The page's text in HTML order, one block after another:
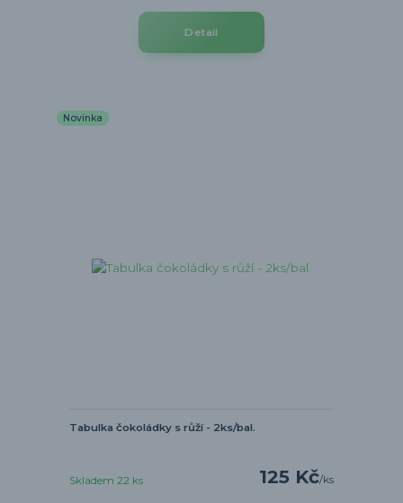
Detail
Novinka
Tabulka čokoládky s růží - 2ks/bal.
125 Kč/ks
Skladem 22 ks